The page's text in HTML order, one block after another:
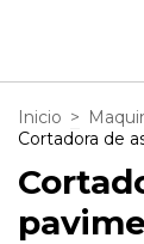
Inicio >
Cortadora de